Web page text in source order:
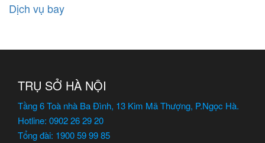
Dịch vụ bay
TRỤ SỞ HÀ NỘI
Tầng 6 Toà nhà Ba Đình, 13 Kim Mã Thượng, P.Ngọc Hà.
Hotline: 0902 26 29 20
Tổng đài: 1900 59 99 85